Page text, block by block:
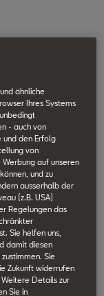
ähnliche
Ihres Systems
- auch von
und den Erfolg
von
auf unseren
und zu
ausserhalb der
(z.B. USA)
Regelungen das
Sie helfen uns,
damit diesen
Sie
Zukunft widerrufen
Details zur
Sie in